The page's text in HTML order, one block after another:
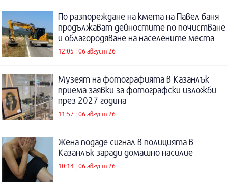
По разпореждане на кмета на Павел баня
продължават дейностите по почистване
и облагородяване на населените места
12:05 | 06 август 26
Музеят на фотографията в Казанлък
приема заявки за фотографски изложби
през 2027 година
11:57 | 06 август 26
Жена подаде сигнал в полицията в
Казанлък заради домашно насилие
10:14 | 06 август 26